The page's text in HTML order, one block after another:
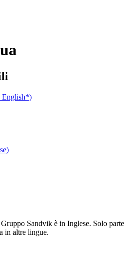
English*)
Sandvik è in Inglese. Solo parte
in altre lingue.